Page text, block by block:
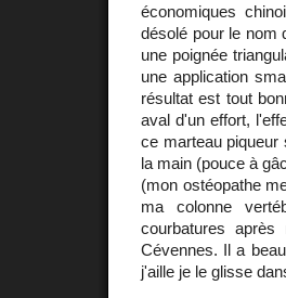
économiques
désolé pour le nom
une poignée
une application
résultat est tout
aval d'un effort,
ce marteau
la main (pouce à
(mon ostéopathe
ma colonne
courbatures
Cévennes. Il a
j'aille je le glisse